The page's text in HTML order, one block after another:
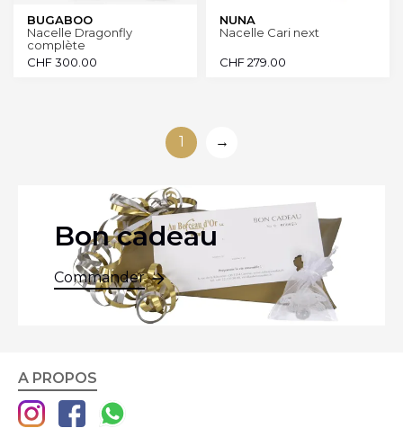
BUGABOO
Nacelle Dragonfly
complète
CHF300.00
NUNA
Nacelle Cari next
CHF279.00
1 →
Bon cadeau
Commander
A PROPOS